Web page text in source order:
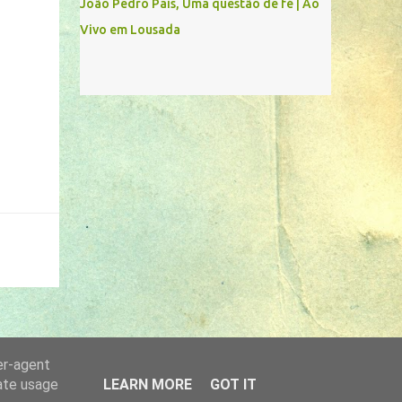
João Pedro Pais, Uma questão de fé | Ao
Vivo em Lousada
agent
usage
LEARN MORE GOT IT